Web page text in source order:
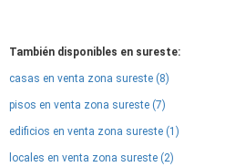
También disponibles en sureste:
casas en venta zona sureste (8)
pisos en venta zona sureste (7)
edificios en venta zona sureste (1)
locales en venta zona sureste (2)